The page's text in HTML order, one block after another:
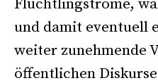
Flüchtlingströme,
und damit eventuell
weiter zunehmende
öffentlichen